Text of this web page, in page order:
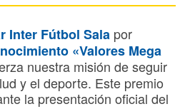
Inter Fútbol Sala por
«Valores Mega
nuestra misión de seguir
y el deporte. Este premio
la presentación oficial del